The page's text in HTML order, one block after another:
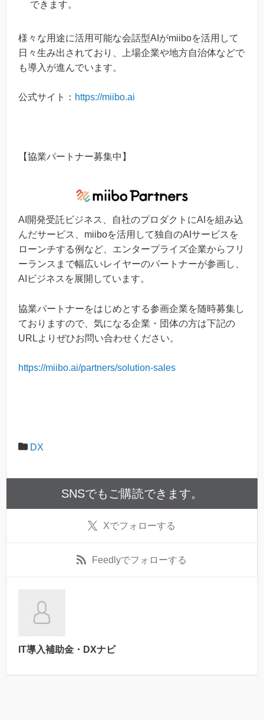
できます。
様々な用途に活用可能な会話型AIがmiiboを活用して
日々生み出されており、上場企業や地方自治体などで
も導入が進んでいます。
公式サイト： https://miibo.ai
【協業パートナー募集中】
AI開発受託ビジネス、自社のプロダクトにAIを組み込
んだサービス、miiboを活用して独自のAIサービスを
ローンチする例など、エンタープライズ企業からフリ
ーランスまで幅広いレイヤーのパートナーが参画し、
AIビジネスを展開しています。
協業パートナーをはじめとする参画企業を随時募集し
ておりますので、気になる企業・団体の方は下記の
URLよりぜひお問い合わせください。
https://miibo.ai/partners/solution-sales
DX
SNSでもご購読できます。
Xでフォローする
Feedlyでフォローする
IT導入補助金・DXナビ